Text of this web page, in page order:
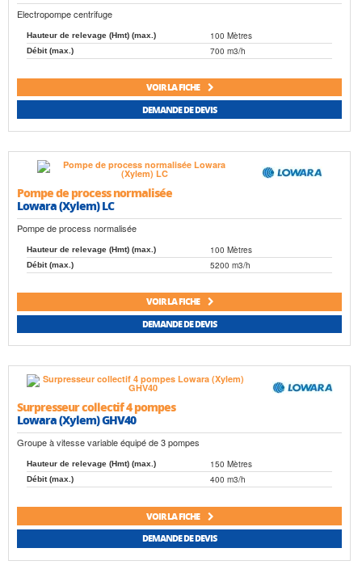
Electropompe centrifuge
Hauteur de relevage (Hmt) (max.) 100 Mètres
Débit (max.) 700 m3/h
VOIR LA FICHE
DEMANDE DE DEVIS
Pompe de process normalisée
Lowara (Xylem) LC
Pompe de process normalisée
Hauteur de relevage (Hmt) (max.) 100 Mètres
Débit (max.) 5200 m3/h
VOIR LA FICHE
DEMANDE DE DEVIS
Surpresseur collectif 4 pompes
Lowara (Xylem) GHV40
Groupe à vitesse variable équipé de 3 pompes
Hauteur de relevage (Hmt) (max.) 150 Mètres
Débit (max.) 400 m3/h
VOIR LA FICHE
DEMANDE DE DEVIS